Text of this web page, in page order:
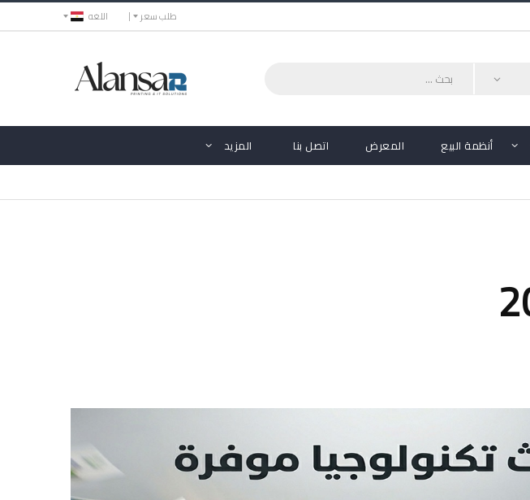
اللغه طلب سعر
أنظمة البيع المعرض اتصل بنا المزيد